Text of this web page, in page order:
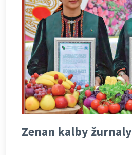
Zenan kalby žurnaly